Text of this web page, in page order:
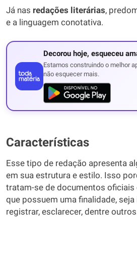
Já nas redações literárias,
e a linguagem conotativa.
Decorou hoje, esqueceu
Estamos construindo o melhor
não esquecer mais.
Características
Esse tipo de redação apresenta
em sua estrutura e estilo. Isso
tratam-se de documentos
que possuem uma finalidade,
registrar, esclarecer, dentre